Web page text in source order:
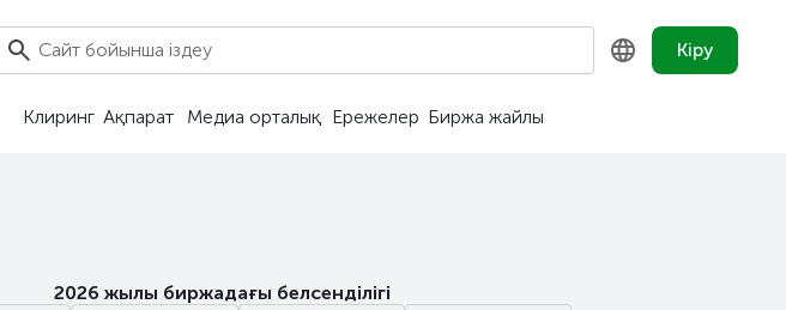
Кіру
Клиринг Ақпарат Медиа орталық Ережелер Биржа жайлы
2026 жылы биржадағы белсенділігі